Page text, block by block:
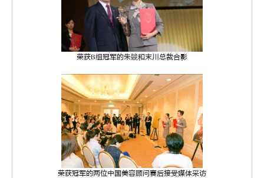
荣获B组冠军的朱竸和末川总裁合影
荣获冠军的两位中国美容顾问赛后接受媒体采访